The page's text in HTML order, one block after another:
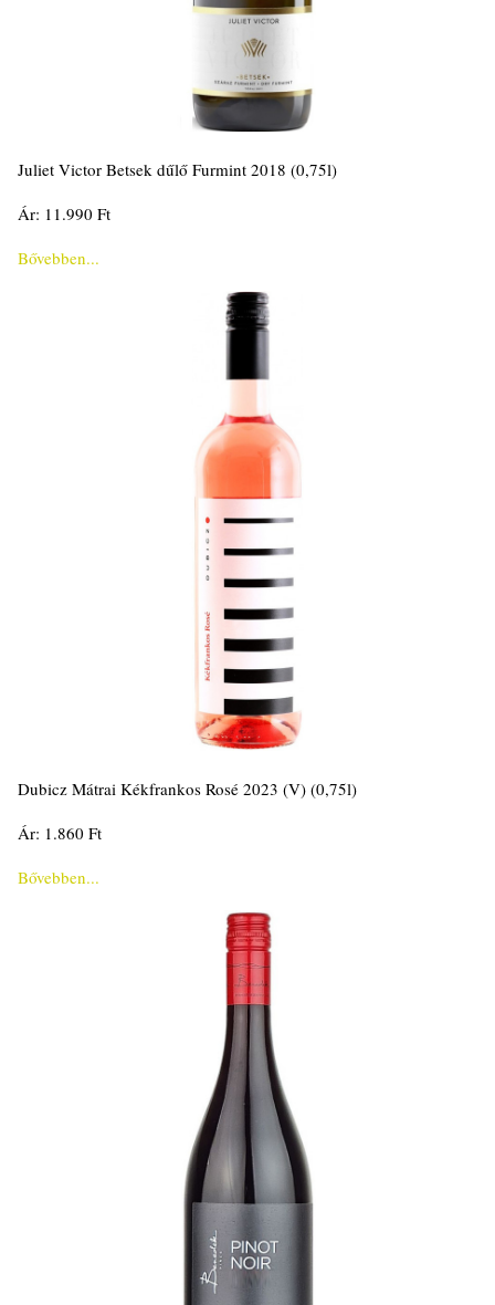
Juliet Victor Betsek dűlő Furmint 2018 (0,75l)
Ár: 11.990 Ft
Bővebben...
Dubicz Mátrai Kékfrankos Rosé 2023 (V) (0,75l)
Ár: 1.860 Ft
Bővebben...